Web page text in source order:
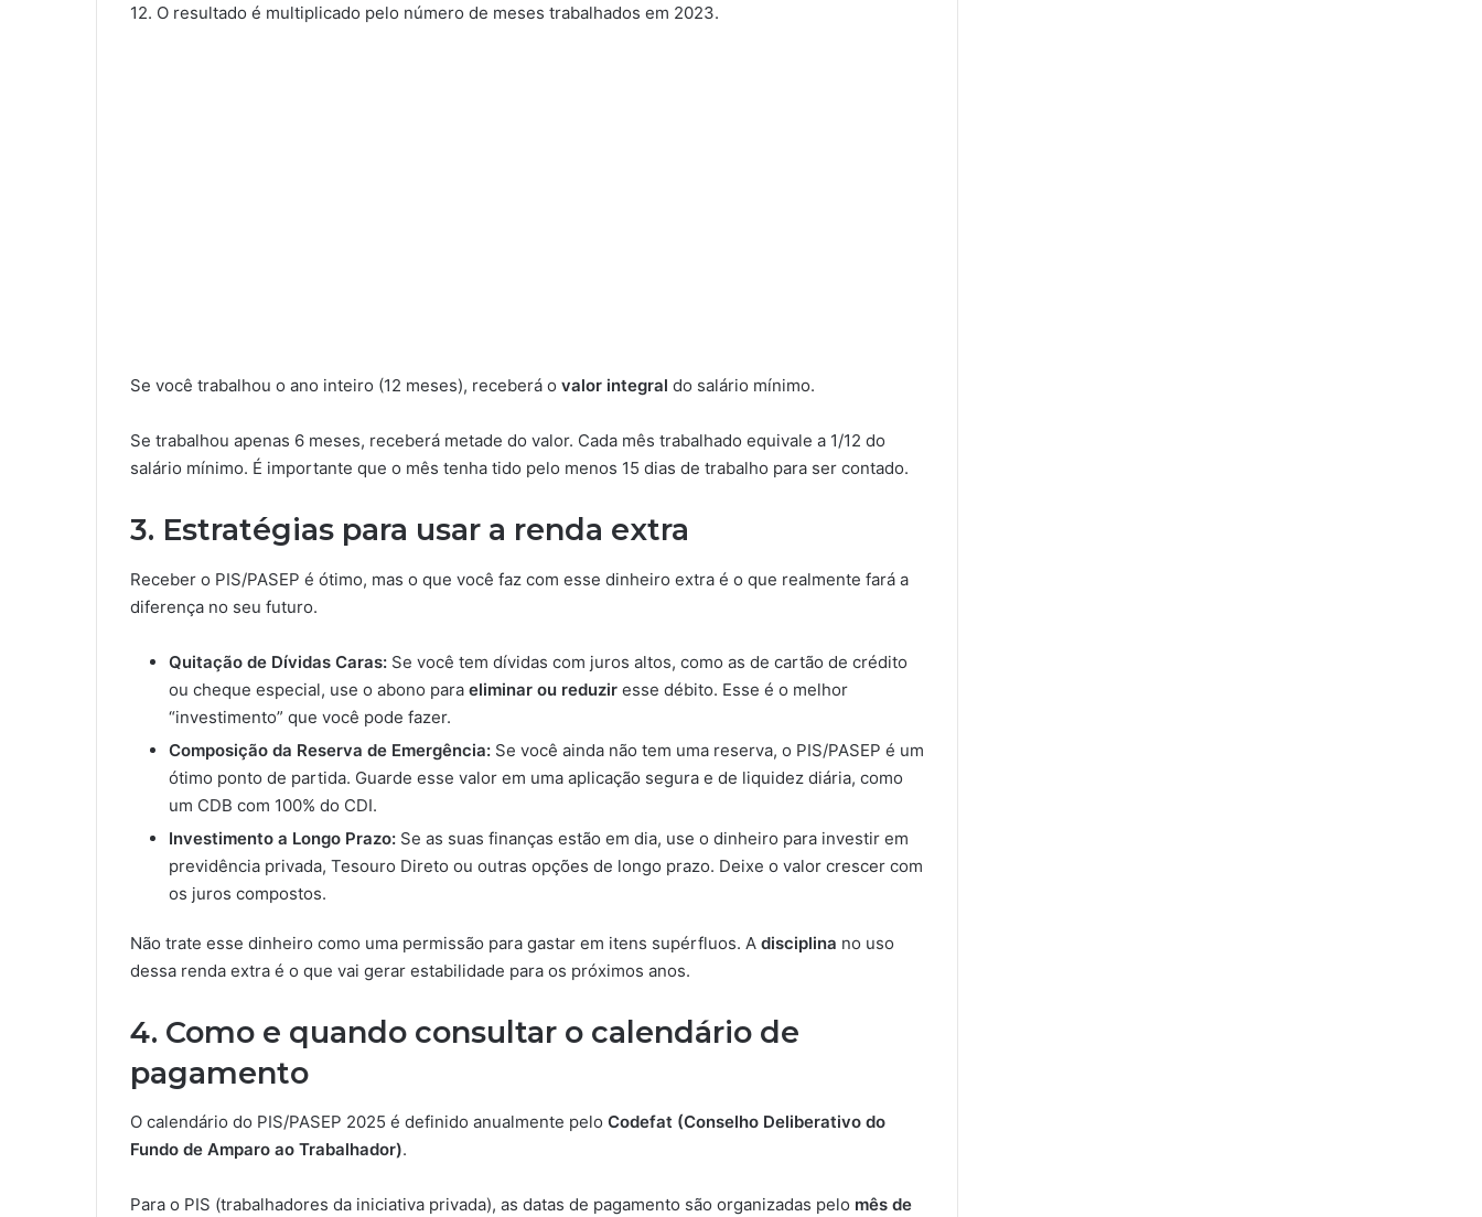
12. O resultado é multiplicado pelo número de meses trabalhados em 2023.
Se você trabalhou o ano inteiro (12 meses), receberá o valor integral do salário mínimo.
Se trabalhou apenas 6 meses, receberá metade do valor. Cada mês trabalhado equivale a 1/12 do
salário mínimo. É importante que o mês tenha tido pelo menos 15 dias de trabalho para ser contado.
3. Estratégias para usar a renda extra
Receber o PIS/PASEP é ótimo, mas o que você faz com esse dinheiro extra é o que realmente fará a
diferença no seu futuro.
Quitação de Dívidas Caras: Se você tem dívidas com juros altos, como as de cartão de crédito
ou cheque especial, use o abono para eliminar ou reduzir esse débito. Esse é o melhor
“investimento” que você pode fazer.
Composição da Reserva de Emergência: Se você ainda não tem uma reserva, o PIS/PASEP é um
ótimo ponto de partida. Guarde esse valor em uma aplicação segura e de liquidez diária, como
um CDB com 100% do CDI.
Investimento a Longo Prazo: Se as suas finanças estão em dia, use o dinheiro para investir em
previdência privada, Tesouro Direto ou outras opções de longo prazo. Deixe o valor crescer com
os juros compostos.
Não trate esse dinheiro como uma permissão para gastar em itens supérfluos. A disciplina no uso
dessa renda extra é o que vai gerar estabilidade para os próximos anos.
4. Como e quando consultar o calendário de
pagamento
O calendário do PIS/PASEP 2025 é definido anualmente pelo Codefat (Conselho Deliberativo do
Fundo de Amparo ao Trabalhador).
Para o PIS (trabalhadores da iniciativa privada), as datas de pagamento são organizadas pelo mês de